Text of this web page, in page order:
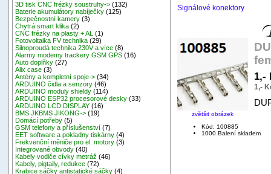
3D tisk CNC frézky soustruhy-> (132)
Baterie akumulátory nabíječky (125)
Bezpečnostní kamery (3)
Chytrá smart klika (2)
CNC frézky na plasty + AL
(1)
Fotovoltaika FV technika (29)
Silnoproudá technika 230V a více (8)
Alarmy modemy trackery GSM GPS (16)
Auto doplňky (27)
Alix case (3)
Antény a kompletní spoje-> (34)
ARDUINO čidla a senzory (46)
ARDUINO moduly shieldy (114)
ARDUINO ESP32 procesorové desky (33)
ARDUINO LCD DISPLAY (16)
BMS JKBMS JIKONG-> (19)
Domácí potřeby (5)
GSM telefony a příslušenství (7)
EET software a pokladny tiskárny (4)
Frekvenční měniče pro el. motory (3)
Integrované obvody (40)
Kabely vodiče cívky metráž (46)
Kabely, pigtaily, redukce (72)
Krabice sáčky antistatické sáčky (4)
Signálové konektory
zvětšit obrázek
1,-
1,-
Kód: 100885
1000 Balení skladem